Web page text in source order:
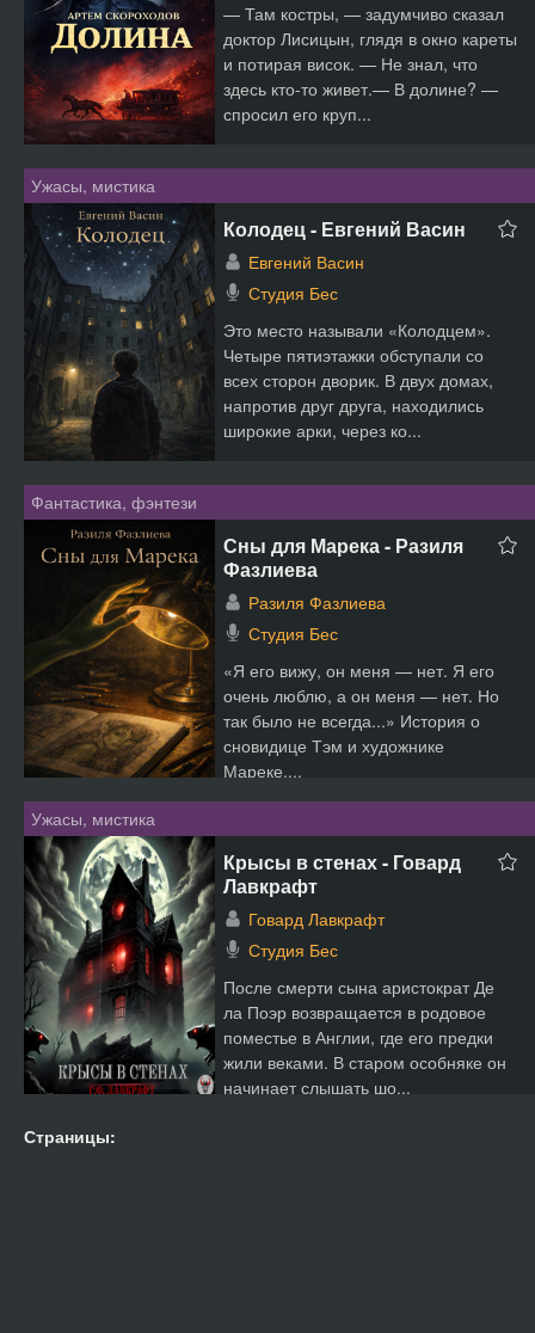
— Там костры, — задумчиво сказал
доктор Лисицын, глядя в окно кареты
и потирая висок. — Не знал, что
здесь кто-то живет.— В долине? —
спросил его круп...
Ужасы, мистика
Колодец - Евгений Васин
Евгений Васин
Студия Бес
Это место называли «Колодцем».
Четыре пятиэтажки обступали со
всех сторон дворик. В двух домах,
напротив друг друга, находились
широкие арки, через ко...
Фантастика, фэнтези
Сны для Марека - Разиля
Фазлиева
Разиля Фазлиева
Студия Бес
«Я его вижу, он меня — нет. Я его
очень люблю, а он меня — нет. Но
так было не всегда...» История о
сновидице Тэм и художнике
Мареке....
Ужасы, мистика
Крысы в стенах - Говард
Лавкрафт
Говард Лавкрафт
Студия Бес
После смерти сына аристократ Де
ла Поэр возвращается в родовое
поместье в Англии, где его предки
жили веками. В старом особняке он
начинает слышать шо...
Страницы: